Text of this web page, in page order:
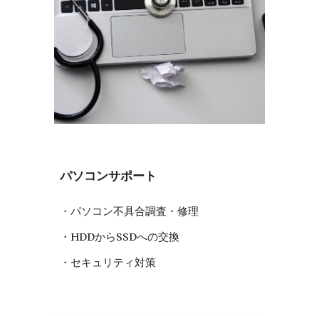
パソコンサポート
・パソコン不具合調査・修理
・HDDからSSDへの交換
・セキュリティ対策